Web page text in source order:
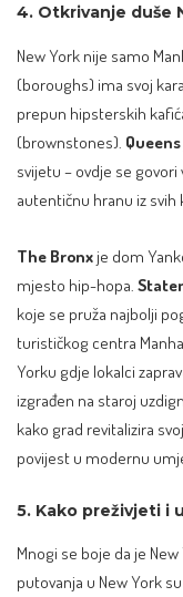
4. Otkrivanje duše
New York nije samo
(boroughs) ima svoj
prepun hipsterskih
(brownstones). Queens
svijetu – ovdje se govori
autentičnu hranu iz svih
The Bronx je dom
mjesto hip-hopa.
koje se pruža najbolji
turističkog centra
Yorku gdje lokalci
izgrađen na staroj
kako grad revitalizira
povijest u modernu
5. Kako preživjeti i
Mnogi se boje da je
putovanja u New York